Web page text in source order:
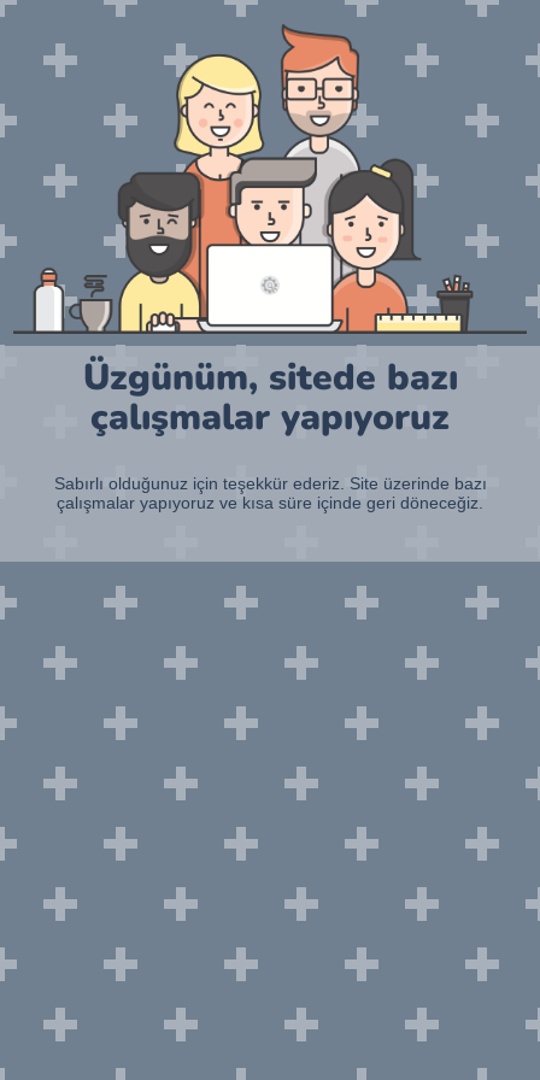
Üzgünüm, sitede bazı
çalışmalar yapıyoruz
Sabırlı olduğunuz için teşekkür ederiz. Site üzerinde bazı
çalışmalar yapıyoruz ve kısa süre içinde geri döneceğiz.